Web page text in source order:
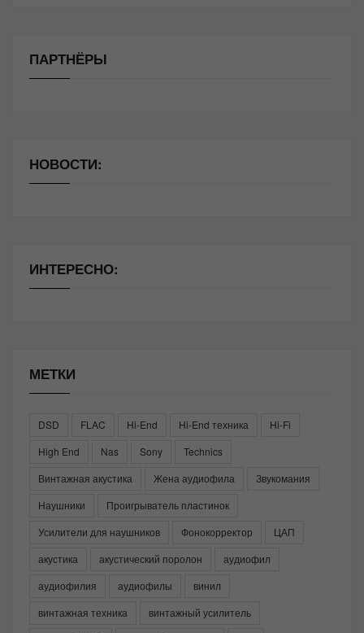
ПАРТНЁРЫ
НОВОСТИ:
ИНТЕРЕСНО:
МЕТКИ
DSD FLAC Hi-End Hi-End техника
Hi-Fi
High End
Nas Sony
Technics
Винтажная акустика
Жена аудиофила
Звукомания
Наушники
Проигрыватель пластинок
Усилители для наушников
Фонокорректор
ЦАП
акустика
акустический поролон
аудиофил
аудиофилия
аудиофилы
винил
винтажная техника
винтажный усилитель